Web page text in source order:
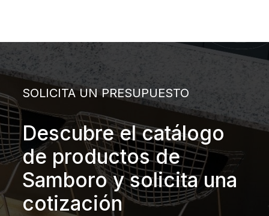
SOLICITA UN PRESUPUESTO
Descubre el catálogo
de productos de
Samboro y solicita una
cotización